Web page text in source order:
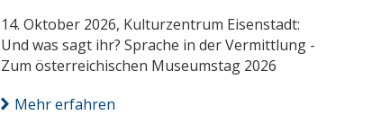
14. Oktober 2026, Kulturzentrum Eisenstadt:
Und was sagt ihr? Sprache in der Vermittlung -
Zum österreichischen Museumstag 2026
Mehr erfahren